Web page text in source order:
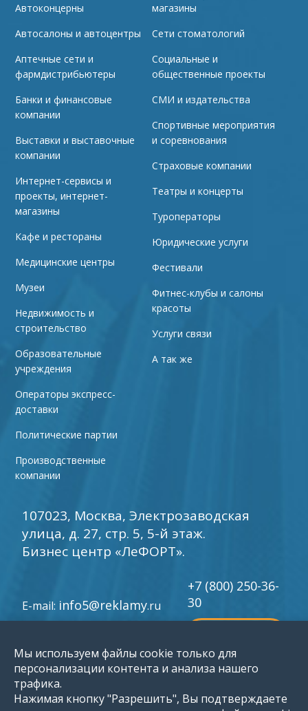
Автоконцерны
Автосалоны и автоцентры
Аптечные сети и
фармдистрибьютеры
Банки и финансовые
компании
Выставки и выставочные
компании
Интернет-сервисы и
проекты, интернет-
магазины
Кафе и рестораны
Медицинские центры
Музеи
Недвижимость и
строительство
Образовательные
учреждения
Операторы экспресс-
доставки
Политические партии
Производственные
компании
магазины
Сети стоматологий
Социальные и
общественные проекты
СМИ и издательства
Спортивные мероприятия
и соревнования
Страховые компании
Театры и концерты
Туроператоры
Юридические услуги
Фестивали
Фитнес-клубы и салоны
красоты
Услуги связи
А так же
107023, Москва, Электрозаводская
улица, д. 27, стр. 5, 5-й этаж.
Бизнес центр «ЛеФОРТ».
E-mail: info5@reklamy.ru
+7 (800) 250-36-
30
© 1996-2026 Группа компаний «Мир рекламы»
Мы используем файлы cookie только для
персонализации контента и анализа нашего
трафика.
Нажимая кнопку "Разрешить", Вы подтверждаете